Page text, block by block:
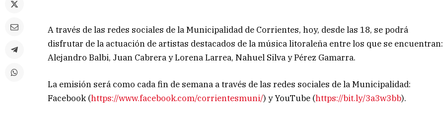
A través de las redes sociales de la Municipalidad de Corrientes, hoy, desde las 18, se podrá
disfrutar de la actuación de artistas destacados de la música litoraleña entre los que se encuentran:
Alejandro Balbi, Juan Cabrera y Lorena Larrea, Nahuel Silva y Pérez Gamarra.
La emisión será como cada fin de semana a través de las redes sociales de la Municipalidad:
Facebook (https://www.facebook.com/corrientesmuni/) y YouTube (https://bit.ly/3a3w3bb).